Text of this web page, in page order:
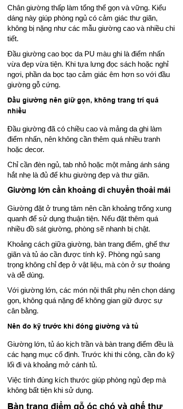
Chân giường thấp làm tổng thể gọn và vững. Kiểu
dáng này giúp phòng ngủ có cảm giác thư giãn,
không bị nặng như các mẫu giường cao và nhiều chi
tiết.
Đầu giường cao bọc da PU màu ghi là điểm nhấn
vừa đẹp vừa tiện. Khi tựa lưng đọc sách hoặc nghỉ
ngơi, phần da bọc tạo cảm giác êm hơn so với đầu
giường gỗ cứng.
Đầu giường nên giữ gọn, không trang trí quá
nhiều
Đầu giường đã có chiều cao và mảng da ghi làm
điểm nhấn, nên không cần thêm quá nhiều tranh
hoặc decor.
Chỉ cần đèn ngủ, tab nhỏ hoặc một mảng ánh sáng
hắt nhẹ là đủ để khu giường đẹp và thư giãn.
Giường lớn cần khoảng di chuyển thoải mái
Giường đặt ở trung tâm nên cần khoảng trống xung
quanh để sử dụng thuận tiện. Nếu đặt thêm quá
nhiều đồ sát giường, phòng sẽ nhanh bị chật.
Khoảng cách giữa giường, bàn trang điểm, ghế thư
giãn và tủ áo cần được tính kỹ. Phòng ngủ sang
trọng không chỉ đẹp ở vật liệu, mà còn ở sự thoáng
và dễ dùng.
Với giường lớn, các món nội thất phụ nên chọn dáng
gọn, không quá nặng để không gian giữ được sự
cân bằng.
Nên đo kỹ trước khi đóng giường và tủ
Giường lớn, tủ áo kịch trần và bàn trang điểm đều là
các hạng mục cố định. Trước khi thi công, cần đo kỹ
lối đi và khoảng mở cánh tủ.
Việc tính đúng kích thước giúp phòng ngủ đẹp mà
không bất tiện khi sử dụng.
Bàn trang điểm gỗ óc chó và ghế thư